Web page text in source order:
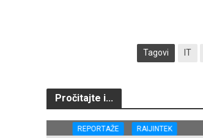
Tagovi IT
Pročitajte i...
REPORTAŽE RAIJINTEK